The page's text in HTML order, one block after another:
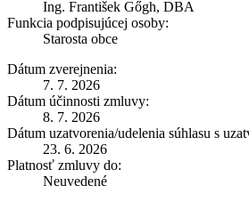
Ing. František Gőgh, DBA
Funkcia podpisujúcej osoby:
Starosta obce
Dátum zverejnenia:
7. 7. 2026
Dátum účinnosti zmluvy:
8. 7. 2026
Dátum uzatvorenia/udelenia súhlasu s
23. 6. 2026
Platnosť zmluvy do:
Neuvedené